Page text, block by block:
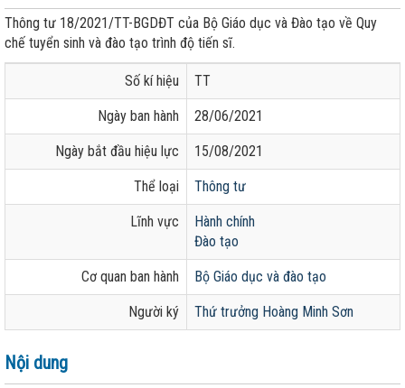
Thông tư 18/2021/TT-BGDĐT của Bộ Giáo dục và Đào tạo về Quy
chế tuyển sinh và đào tạo trình độ tiến sĩ.
Số kí hiệu TT
Ngày ban hành 28/06/2021
Ngày bắt đầu hiệu lực 15/08/2021
Thể loại Thông tư
Lĩnh vực
Hành chính
Đào tạo
Cơ quan ban hành Bộ Giáo dục và đào tạo
Người ký Thứ trưởng Hoàng Minh Sơn
Nội dung